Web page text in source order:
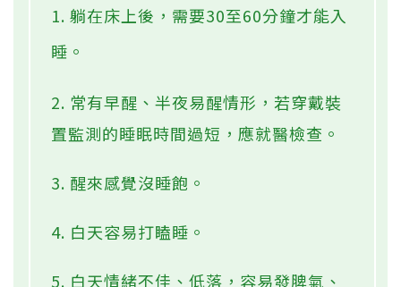
1. 躺在床上後，需要30至60分鐘才能入
睡。
2. 常有早醒、半夜易醒情形，若穿戴裝
置監測的睡眠時間過短，應就醫檢查。
3. 醒來感覺沒睡飽。
4. 白天容易打瞌睡。
5. 白天情緒不佳、低落，容易發脾氣、